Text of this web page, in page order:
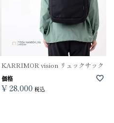
KARRIMOR vision リュックサック
価格
¥28,000 税込